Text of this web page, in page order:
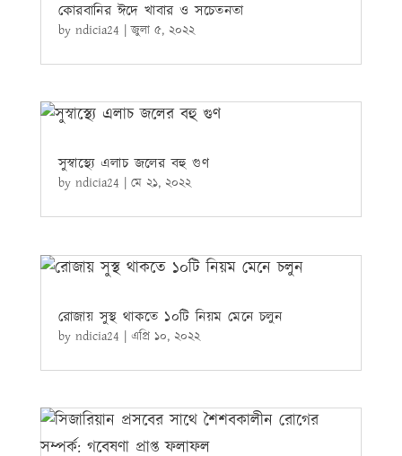
কোরবানির ঈদে খাবার ও সচেতনতা
by ndicia24 |জুলা ৫, ২০২২
সুস্বাস্থ্যে এলাচ জলের বহু গুণ
by ndicia24 মে ২১, ২০২২
রোজায় সুস্থ থাকতে ১০টি নিয়ম মেনে চলুন
by ndicia24 | এপ্রি ১০, ২০২২